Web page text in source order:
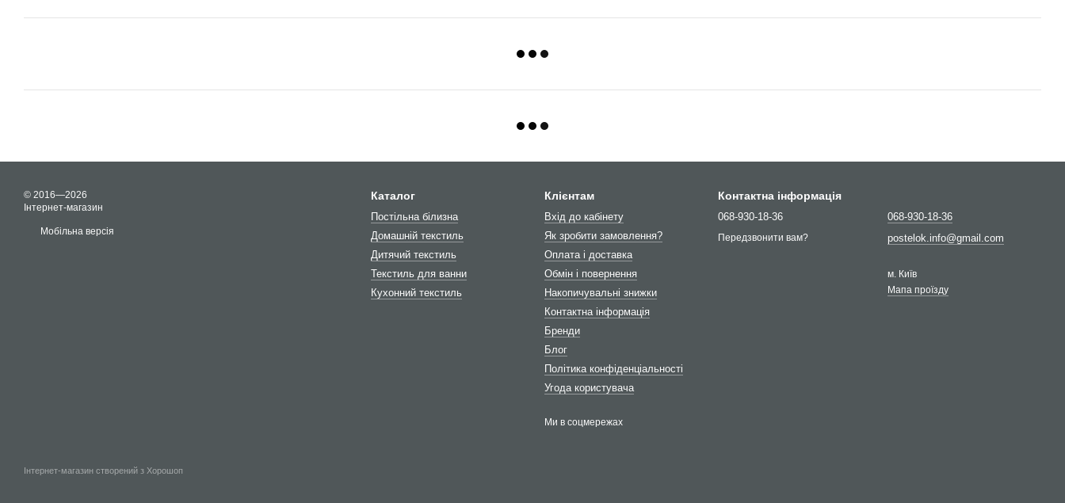
© 2016—2026
Інтернет-магазин
Мобільна версія
Інтернет-магазин створений з Хорошоп
Каталог
Постільна білизна
Домашній текстиль
Дитячий текстиль
Текстиль для ванни
Кухонний текстиль
Клієнтам
Вхід до кабінету
Як зробити замовлення?
Оплата і доставка
Обмін і повернення
Накопичувальні знижки
Контактна інформація
Бренди
Блог
Політика конфіденціальності
Угода користувача
Ми в соцмережах
Контактна інформація
068-930-18-36
Передзвонити вам?
068-930-18-36
postelok.info@gmail.com
м. Київ
Мапа проїзду